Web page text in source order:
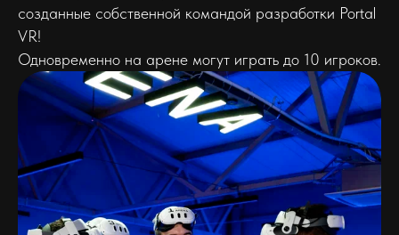
созданные собственной командой разработки Portal
VR!
Одновременно на арене могут играть до 10 игроков.